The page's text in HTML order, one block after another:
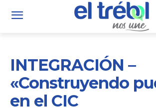
INTEGRACIÓN –
«Construyendo
en el CIC